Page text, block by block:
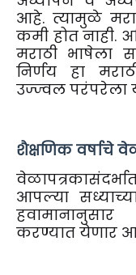
आहे. त्यामुळे
कमी होत नाही.
मराठी भाषेला
निर्णय हा
उज्ज्वल परंपरेला
शैक्षणिक वर्षाचे
आपल्या
करण्यात येणार